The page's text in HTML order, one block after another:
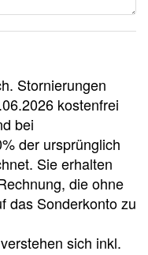
Stornierungen
kostenfrei
bei
der ursprünglich
Sie erhalten
die ohne
das Sonderkonto zu
sich inkl.